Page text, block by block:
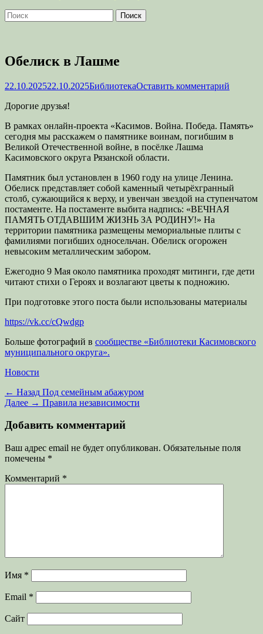
Поиск
Найти:
Обелиск в Лашме
Опубликовано
22.10.202522.10.2025Автор
БиблиотекаОставить комментарий
Дорогие друзья!
В рамках онлайн-проекта «Касимов. Война. Победа. Память»
сегодня мы расскажем о памятнике воинам, погибшим в
Великой Отечественной войне, в посёлке Лашма
Касимовского округа Рязанской области.
Памятник был установлен в 1960 году на улице Ленина.
Обелиск представляет собой каменный четырёхгранный
столб, сужающийся к верху, и увенчан звездой на ступенчатом
постаменте. На постаменте выбита надпись: «ВЕЧНАЯ
ПАМЯТЬ ОТДАВШИМ ЖИЗНЬ ЗА РОДИНУ!» На
территории памятника размещены мемориальные плиты с
фамилиями погибших односельчан. Обелиск огорожен
невысоким металлическим забором.
Ежегодно 9 Мая около памятника проходят митинги, где дети
читают стихи о Героях и возлагают цветы к подножию.
При подготовке этого поста были использованы материалы
https://vk.cc/cQwdgp
Больше фотографий в сообществе «Библиотеки Касимовского
муниципального округа».
Категории
Новости
Навигация
по
записям
← Назад Предыдущая
запись:
Под семейным абажуром
Далее → Следующая
Правила независимости
Добавить комментарий
Ваш адрес email не будет опубликован. Обязательные поля
помечены *
Комментарий *
Имя *
Email *
Сайт